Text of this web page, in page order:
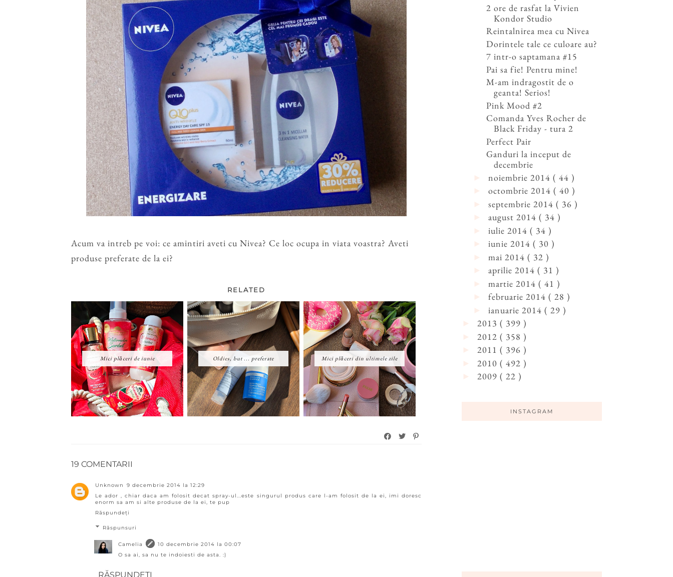
Acum va intreb pe voi: ce amintiri aveti cu Nivea? Ce loc ocupa in viata voastra? Aveti
produse preferate de la ei?
RELATED
Mici plăceri de iunie Oldies, but ... preferate Mici plăceri din ultimele zile
19 COMENTARII
Unknown
9 decembrie 2014 la 12:29
Le ador , chiar daca am folosit decat spray-ul...este singurul produs care l-am folosit de la ei, imi doresc
enorm sa am si alte produse de la ei, te pup
Răspundeți
Răspunsuri
Camelia
10 decembrie 2014 la 00:07
O sa ai, sa nu te indoiesti de asta. :)
RĂSPUNDEȚI
2 ore de rasfat la Vivien
Kondor Studio
Reintalnirea mea cu Nivea
Dorintele tale ce culoare au?
7 intr-o saptamana #15
Pai sa fie! Pentru mine!
M-am indragostit de o
geanta! Serios!
Pink Mood #2
Comanda Yves Rocher de
Black Friday - tura 2
Perfect Pair
Ganduri la inceput de
decembrie
noiembrie 2014 ( 44 )
octombrie 2014 ( 40 )
septembrie 2014 ( 36 )
august 2014 ( 34 )
iulie 2014 ( 34 )
iunie 2014 ( 30 )
mai 2014 ( 32 )
aprilie 2014 ( 31 )
martie 2014 ( 41 )
februarie 2014 ( 28 )
ianuarie 2014 ( 29 )
2013 ( 399 )
2012 ( 358 )
2011 ( 396 )
2010 ( 492 )
2009 ( 22 )
INSTAGRAM